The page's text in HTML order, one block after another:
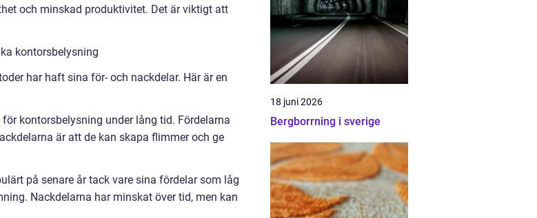
och minskad produktivitet. Det är viktigt att
kontorsbelysning
har haft sina för- och nackdelar. Här är en
kontorsbelysning under lång tid. Fördelarna
är att de kan skapa flimmer och ge
på senare år tack vare sina fördelar som låg
Nackdelarna har minskat över tid, men kan
18 juni 2026
Bergborrning i sverige